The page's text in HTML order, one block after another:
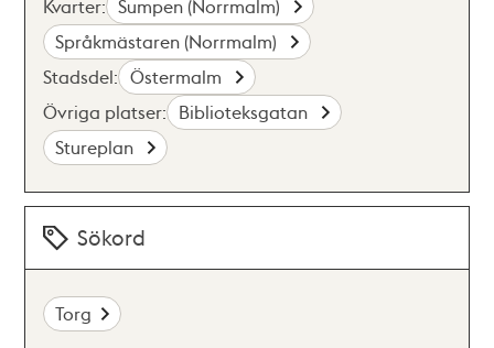
Kvarter: Sumpen (Norrmalm)
Språkmästaren (Norrmalm)
Stadsdel: Östermalm
Övriga platser: Biblioteksgatan
Stureplan
Sökord
Torg